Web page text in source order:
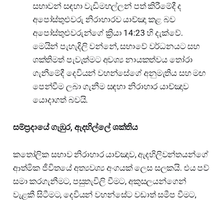
සභාවන් සඳහා වැඩිමහල්ලන් පත් කිරීමේදී ද
අපෝස්තුළුවරු නිරාහාරව යාච්ඤා කළ බව
අපෝස්තුළුවරුන්ගේ ක්‍රියා 14:23 හි දැක්වේ.
මෙයින් පැහැදිලි වන්නේ, සභාවේ වර්ධනයට සහ
ශක්තිමත් පැවැත්මට අවශ්‍ය නායකත්වය තෝරා
ගැනීමේදී දෙවියන් වහන්සේගේ අනුමැතිය සහ මඟ
පෙන්වීම ලබා ගැනීම සඳහා නිරාහාර යාච්ඤාව
යොදාගත් බවයි.
සම්ප්‍රදායේ ගැඹුර, ඇදහිල්ලේ ශක්තිය
කතෝලික සභාව නිරාහාර යාච්ඤාව, ඇදහිලිවන්තයන්ගේ
ආත්මික ජීවිතයේ අත්‍යවශ්‍ය අංගයක් ලෙස සලකයි. එය පව්
සමා කරගැනීමට, පසුතැවිලි වීමට, අකුසලයන්ගෙන්
වැළකී සිටීමට, දෙවියන් වහන්සේට වඩාත් සමීප වීමට,